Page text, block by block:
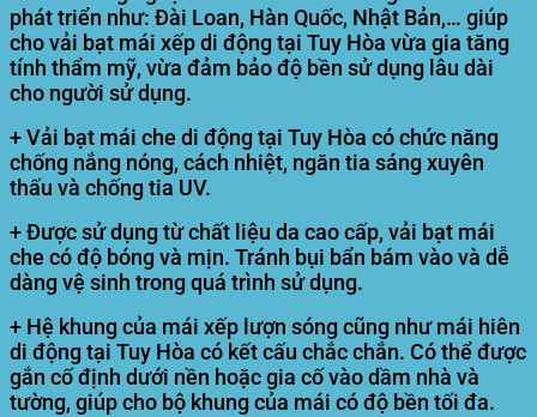
phát triển như: Đài Loan, Hàn Quốc, Nhật Bản,… giúp
cho vải bạt mái xếp di động tại Tuy Hòa vừa gia tăng
tính thẩm mỹ, vừa đảm bảo độ bền sử dụng lâu dài
cho người sử dụng.
+ Vải bạt mái che di động tại Tuy Hòa có chức năng
chống nắng nóng, cách nhiệt, ngăn tia sáng xuyên
thấu và chống tia UV.
+ Được sử dụng từ chất liệu da cao cấp, vải bạt mái
che có độ bóng và mịn. Tránh bụi bẩn bám vào và dễ
dàng vệ sinh trong quá trình sử dụng.
+ Hệ khung của mái xếp lượn sóng cũng như mái hiên
di động tại Tuy Hòa có kết cấu chắc chắn. Có thể được
gắn cố định dưới nền hoặc gia cố vào dầm nhà và
tường, giúp cho bộ khung của mái có độ bền tối đa.